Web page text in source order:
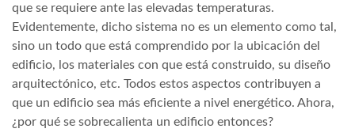
que se requiere ante las elevadas temperaturas.
Evidentemente, dicho sistema no es un elemento como tal,
sino un todo que está comprendido por la ubicación del
edificio, los materiales con que está construido, su diseño
arquitectónico, etc. Todos estos aspectos contribuyen a
que un edificio sea más eficiente a nivel energético. Ahora,
¿por qué se sobrecalienta un edificio entonces?